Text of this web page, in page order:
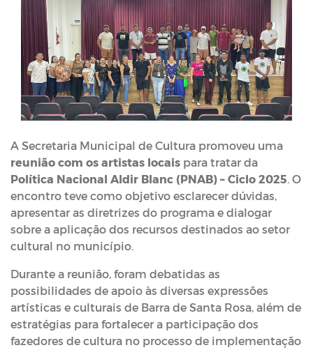
A Secretaria Municipal de Cultura promoveu uma
reunião com os artistas locais para tratar da
Política Nacional Aldir Blanc (PNAB) – Ciclo 2025. O
encontro teve como objetivo esclarecer dúvidas,
apresentar as diretrizes do programa e dialogar
sobre a aplicação dos recursos destinados ao setor
cultural no município.
Durante a reunião, foram debatidas as
possibilidades de apoio às diversas expressões
artísticas e culturais de Barra de Santa Rosa, além de
estratégias para fortalecer a participação dos
fazedores de cultura no processo de implementação